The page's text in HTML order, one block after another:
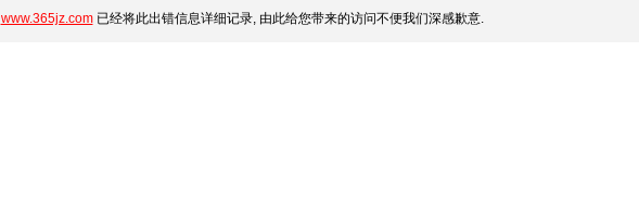
www.365jz.com已经将此出错信息详细记录, 由此给您带来的访问不便我们深感歉意.